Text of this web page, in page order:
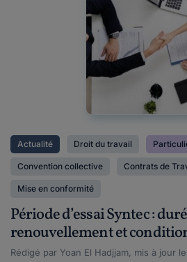
Actualité Droit du travail
Convention collective Contrats de
Mise en conformité
Période d’essai Syntec :
renouvellement et
Rédigé par Yoan El Hadjjam, mis à jour